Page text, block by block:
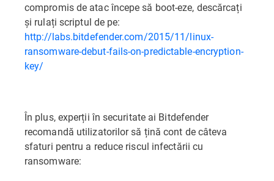
compromis de atac începe să boot-eze, descărcați
și rulați scriptul de pe:
http://labs.bitdefender.com/2015/11/linux-
ransomware-debut-fails-on-predictable-encryption-
key/
În plus, experții în securitate ai Bitdefender
recomandă utilizatorilor să țină cont de câteva
sfaturi pentru a reduce riscul infectării cu
ransomware: